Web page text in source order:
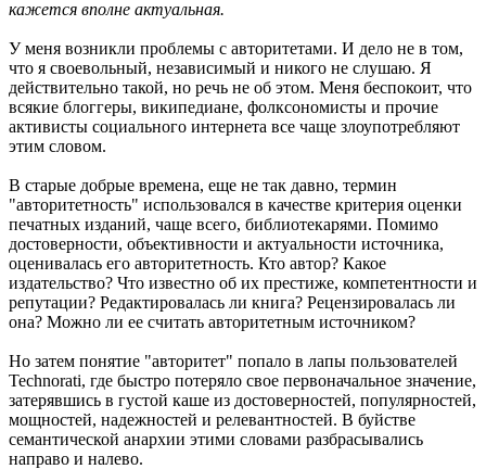
кажется вполне актуальная.
У меня возникли проблемы с авторитетами. И дело не в том,
что я своевольный, независимый и никого не слушаю. Я
действительно такой, но речь не об этом. Меня беспокоит, что
всякие блоггеры, википедиане, фолксономисты и прочие
активисты социального интернета все чаще злоупотребляют
этим словом.
В старые добрые времена, еще не так давно, термин
"авторитетность" использовался в качестве критерия оценки
печатных изданий, чаще всего, библиотекарями. Помимо
достоверности, объективности и актуальности источника,
оценивалась его авторитетность. Кто автор? Какое
издательство? Что известно об их престиже, компетентности и
репутации? Редактировалась ли книга? Рецензировалась ли
она? Можно ли ее считать авторитетным источником?
Но затем понятие "авторитет" попало в лапы пользователей
Technorati, где быстро потеряло свое первоначальное значение,
затерявшись в густой каше из достоверностей, популярностей,
мощностей, надежностей и релевантностей. В буйстве
семантической анархии этими словами разбрасывались
направо и налево.